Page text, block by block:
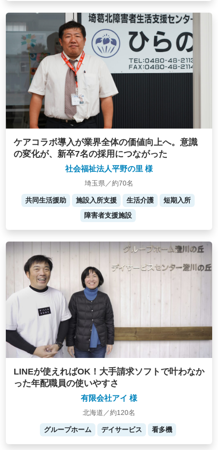
ケアコラボ導入が業界全体の価値向上へ。意識
の変化が、新卒7名の採用につながった
社会福祉法人平野の里 様
埼玉県／約70名
共同生活援助 施設入所支援 生活介護
短期入所
障害者支援施設
LINEが使えればOK！大手請求ソフトで叶わなか
った年配職員の使いやすさ
有限会社アイ 様
北海道／約120名
グループホーム デイサービス 看多機